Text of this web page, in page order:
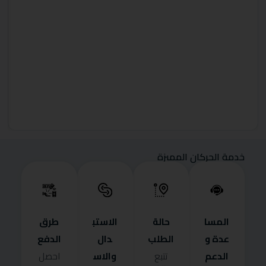
خدمة الحركان المميزة
المسا
عدة و
الدعم
حالة
الطلب
تتبع
الاستب
دال
والاس
طرق
الدفع
احصل